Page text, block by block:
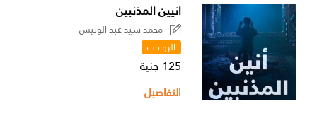
انيين المذنبين
محمد سيد عبد الونيس
الروايات
125 جنية
التفاصيل